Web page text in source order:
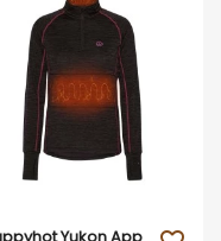
Vis her